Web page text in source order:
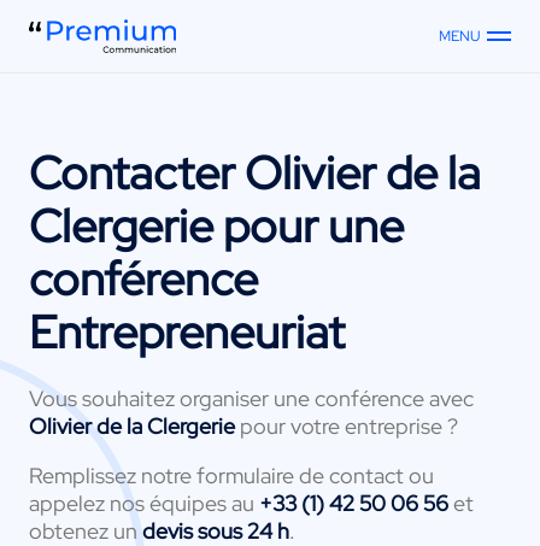
MENU
ContacterOlivier de la
Clergeriepour une
conférence
Entrepreneuriat
Vous souhaitez organiser une conférence avec
Olivier de la Clergeriepour votre entreprise ?
Remplissez notre formulaire de contact ou
appelez nos équipes au +33 (1) 42 50 06 56et
obtenez undevis sous 24 h.